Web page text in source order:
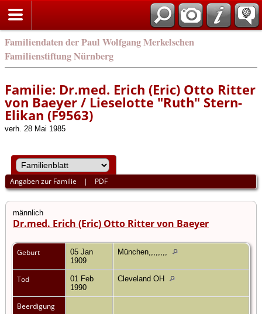
Familiendaten der Paul Wolfgang Merkelschen
Familienstiftung Nürnberg
Familie: Dr.med. Erich (Eric) Otto Ritter
von Baeyer / Lieselotte "Ruth" Stern-
Elikan (F9563)
verh. 28 Mai 1985
Angaben zur Familie | PDF
männlich
Dr.med. Erich (Eric) Otto Ritter von Baeyer
Geburt
05 Jan
1909
München,,,,,,,,
Tod
01 Feb
1990
Cleveland OH
Beerdigung